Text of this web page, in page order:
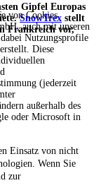
von Cookies
auch mit unseren
Nutzungsprofile
Diese
(jederzeit
außerhalb des
oder Microsoft in
Einsatz von nicht
Wenn Sie
zur
Gipfel Europas
SnowTrex stellt
Frankreich vor,